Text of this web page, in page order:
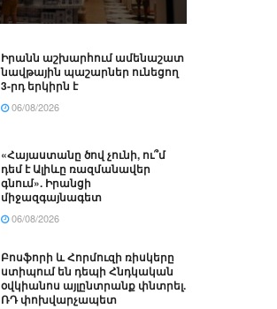
Իրանն աշխարհում ամենաշատ
նավթային պաշարներ ունեցող
3-րդ երկիրն է
06/08/2026
«Հայաստանը ծով չունի, ու՞մ
դեմ է Ալիևը ռազմանավեր
գնում». Իրանցի
միջազգայնագետ
06/08/2026
Բոսֆորի և Հորմուզի ռիսկերը
ստիպում են դեպի Հնդկական
օվկիանոս այլընտրանք փնտրել.
ՌԴ փոխվարչապետ